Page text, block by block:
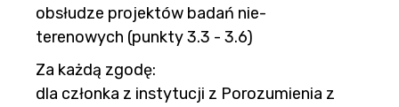
obsłudze projektów badań nie-
terenowych (punkty 3.3 - 3.6)
Za każdą zgodę:
dla członka z instytucji z Porozumienia z